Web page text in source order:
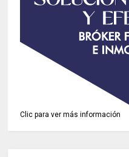
Clic para ver más información